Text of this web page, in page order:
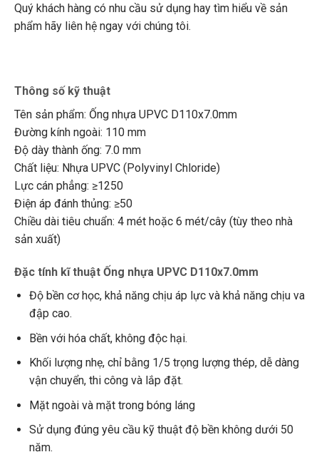
Quý khách hàng có nhu cầu sử dụng hay tìm hiểu về sản
phẩm hãy liên hệ ngay với chúng tôi.
Thông số kỹ thuật
Tên sản phẩm: Ống nhựa UPVC D110x7.0mm
Đường kính ngoài: 110 mm
Độ dày thành ống: 7.0 mm
Chất liệu: Nhựa UPVC (Polyvinyl Chloride)
Lực cán phẳng: ≥1250
Điện áp đánh thủng: ≥50
Chiều dài tiêu chuẩn: 4 mét hoặc 6 mét/cây (tùy theo nhà
sản xuất)
Đặc tính kĩ thuật Ống nhựa UPVC D110x7.0mm
Độ bền cơ học, khả năng chịu áp lực và khả năng chịu va
đập cao.
Bền với hóa chất, không độc hại.
Khối lượng nhẹ, chỉ bằng 1/5 trọng lượng thép, dễ dàng
vận chuyển, thi công và lắp đặt.
Mặt ngoài và mặt trong bóng láng
Sử dụng đúng yêu cầu kỹ thuật độ bền không dưới 50
năm.